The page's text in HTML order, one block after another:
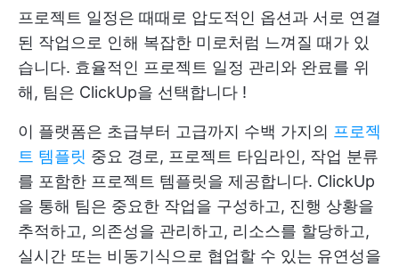
프로젝트 일정은 때때로 압도적인 옵션과 서로 연결
된 작업으로 인해 복잡한 미로처럼 느껴질 때가 있
습니다. 효율적인 프로젝트 일정 관리와 완료를 위
해, 팀은 ClickUp을 선택합니다 !
이 플랫폼은 초급부터 고급까지 수백 가지의 프로젝
트 템플릿 중요 경로, 프로젝트 타임라인, 작업 분류
를 포함한 프로젝트 템플릿을 제공합니다. ClickUp
을 통해 팀은 중요한 작업을 구성하고, 진행 상황을
추적하고, 의존성을 관리하고, 리소스를 할당하고,
실시간 또는 비동기식으로 협업할 수 있는 유연성을